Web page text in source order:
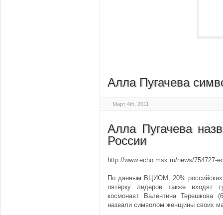
Алла Пугачева
Март 4th, 2011
Алла Пугачева
России
http://www.echo.msk.ru/news/754727-
По данным ВЦИОМ, 20%
пятёрку лидеров также входят
космонавт Валентина Терешкова
назвали символом женщины своих